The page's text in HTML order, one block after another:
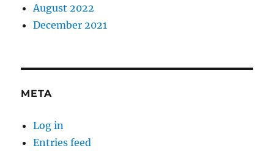
August 2022
December 2021
META
Log in
Entries feed